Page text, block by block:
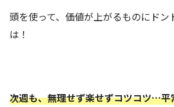
頭を使って、価値が上がるものにドン
は！
次週も、無理せず楽せずコツコツ…平